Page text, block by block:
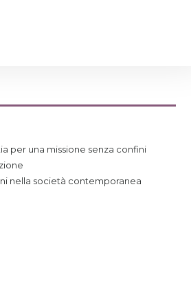
per una missione senza confini
nella società contemporanea